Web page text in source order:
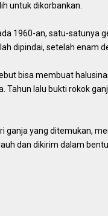
untuk dikorbankan.
1960-an, satu-satunya
dipindai, setelah enam
bisa membuat
Tahun lalu bukti rokok
ganja yang ditemukan,
dan dikirim dalam